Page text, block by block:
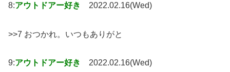
8:アウトドアー好き 2022.02.16(Wed)
>>7 おつかれ。いつもありがと
9:アウトドアー好き 2022.02.16(Wed)